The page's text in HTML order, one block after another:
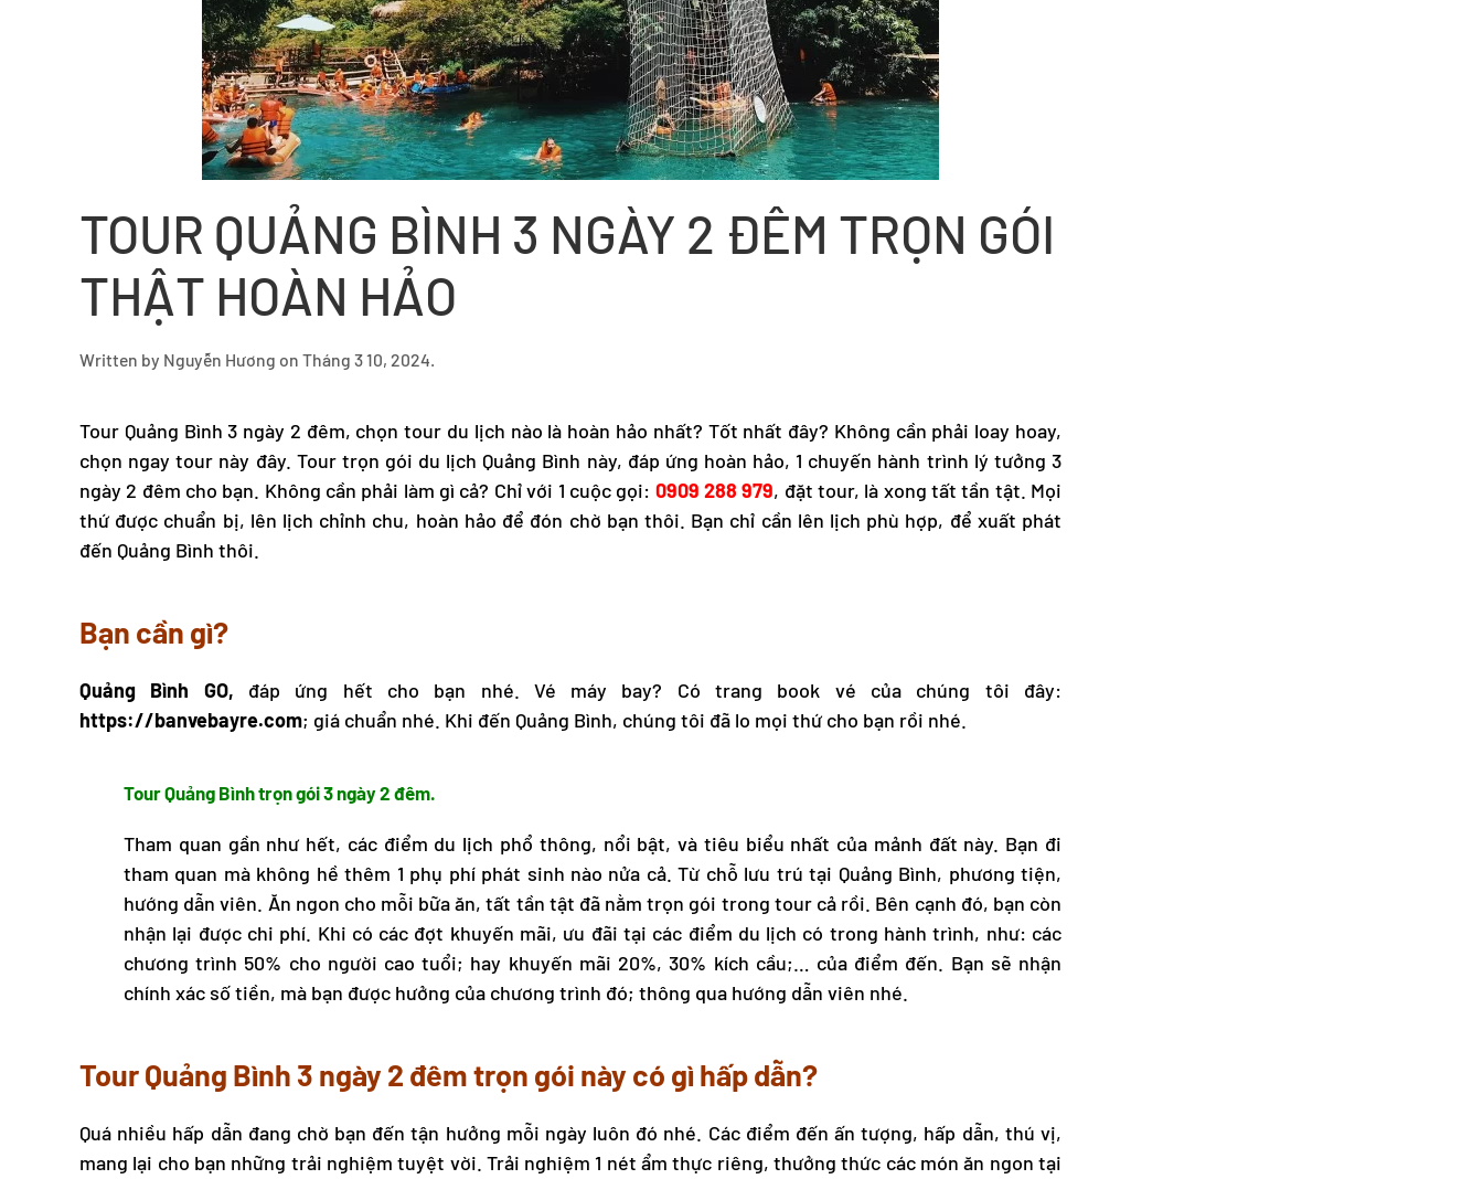
TOUR QUẢNG BÌNH 3 NGÀY 2 ĐÊM TRỌN GÓI
THẬT HOÀN HẢO
Written by Nguyễn Hương on Tháng 3 10, 2024.
Tour Quảng Bình 3 ngày 2 đêm, chọn tour du lịch nào là hoàn hảo nhất? Tốt nhất đây? Không cần phải loay hoay,
chọn ngay tour này đây. Tour trọn gói du lịch Quảng Bình này, đáp ứng hoàn hảo, 1 chuyến hành trình lý tưởng 3
ngày 2 đêm cho bạn. Không cần phải làm gì cả? Chỉ với 1 cuộc gọi: 0909 288 979, đặt tour, là xong tất tần tật. Mọi
thứ được chuẩn bị, lên lịch chỉnh chu, hoàn hảo để đón chờ bạn thôi. Bạn chỉ cần lên lịch phù hợp, để xuất phát
đến Quảng Bình thôi.
Bạn cần gì?
Quảng Bình GO, đáp ứng hết cho bạn nhé. Vé máy bay? Có trang book vé của chúng tôi đây:
https://banvebayre.com; giá chuẩn nhé. Khi đến Quảng Bình, chúng tôi đã lo mọi thứ cho bạn rồi nhé.
Tour Quảng Bìnhtrọn gói 3 ngày 2 đêm.
Tham quan gần như hết, các điểm du lịch phổ thông, nổi bật, và tiêu biểu nhất của mảnh đất này. Bạn đi
tham quan mà không hề thêm 1 phụ phí phát sinh nào nửa cả. Từ chỗ lưu trú tại Quảng Bình, phương tiện,
hướng dẫn viên. Ăn ngon cho mỗi bữa ăn, tất tần tật đã nằm trọn gói trong tour cả rồi. Bên cạnh đó, bạn còn
nhận lại được chi phí. Khi có các đợt khuyến mãi, ưu đãi tại các điểm du lịch có trong hành trình, như: các
chương trình 50% cho người cao tuổi; hay khuyến mãi 20%, 30% kích cầu;… của điểm đến. Bạn sẽ nhận
chính xác số tiền, mà bạn được hưởng của chương trình đó; thông qua hướng dẫn viên nhé.
Tour Quảng Bình 3 ngày 2 đêm trọn gói này có gì hấp dẫn?
Quá nhiều hấp dẫn đang chờ bạn đến tận hưởng mỗi ngày luôn đó nhé. Các điểm đến ấn tượng, hấp dẫn, thú vị,
mang lại cho bạn những trải nghiệm tuyệt vời. Trải nghiệm 1 nét ẩm thực riêng, thưởng thức các món ăn ngon tại